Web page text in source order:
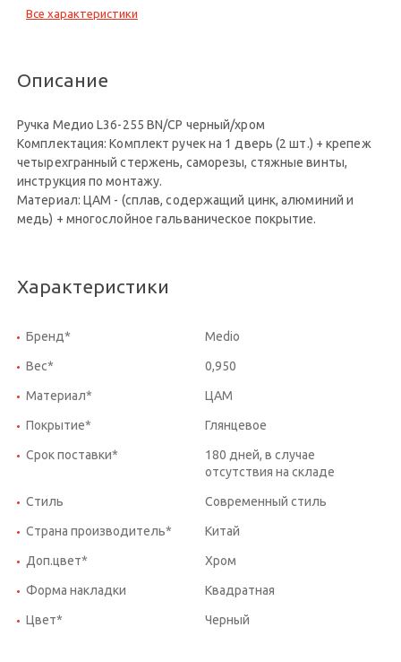
Все характеристики
Описание
Ручка Медио L36-255 BN/CP черный/хром
Комплектация: Комплект ручек на 1 дверь (2 шт.) + крепеж
четырехгранный стержень, саморезы, стяжные винты,
инструкция по монтажу.
Материал: ЦАМ - (сплав, содержащий цинк, алюминий и
медь) + многослойное гальваническое покрытие.
Характеристики
Бренд* Medio
Вес* 0,950
Материал* ЦАМ
Покрытие* Глянцевое
Срок поставки*
180 дней, в случае
отсутствия на складе
Стиль Современный стиль
Страна производитель* Китай
Доп.цвет* Хром
Форма накладки Квадратная
Цвет* Черный